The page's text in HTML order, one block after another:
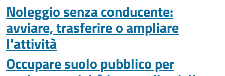
Noleggio senza conducente:
avviare, trasferire o ampliare
l'attività
Occupare suolo pubblico per